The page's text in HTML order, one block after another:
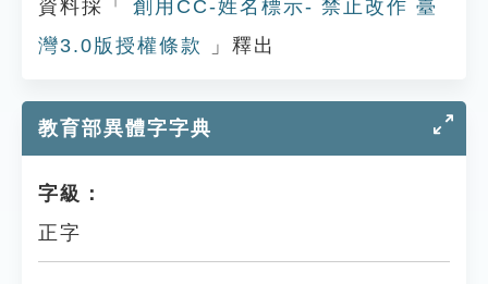
資料採「
創用CC-姓名標示- 禁止改作 臺
灣3.0版授權條款
」釋出
教育部異體字字典
字級：
正字